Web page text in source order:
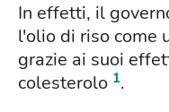
In effetti, il
l'olio di riso come
grazie ai suoi
colesterolo 1.